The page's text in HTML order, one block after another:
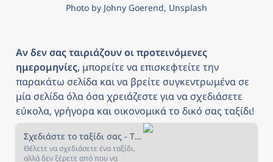
Photo by Johny Goerend, Unsplash
Αν δεν σας ταιριάζουν οι προτεινόμενες
ημερομηνίες, μπορείτε να επισκεφτείτε την
παρακάτω σελίδα και να βρείτε συγκεντρωμένα σε
μία σελίδα όλα όσα χρειάζεστε για να σχεδιάσετε
εύκολα, γρήγορα και οικονομικά το δικό σας ταξίδι!
Σχεδιάστε το ταξίδι σας - The Daily Traveller
Θέλετε να σχεδιάσετε ένα ταξίδι,
αλλά δεν ξέρετε από που να